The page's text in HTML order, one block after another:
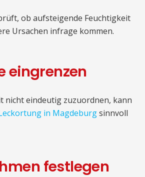
ob aufsteigende Feuchtigkeit
Ursachen infrage kommen.
eingrenzen
nicht eindeutig zuzuordnen, kann
in Magdeburgsinnvoll
festlegen